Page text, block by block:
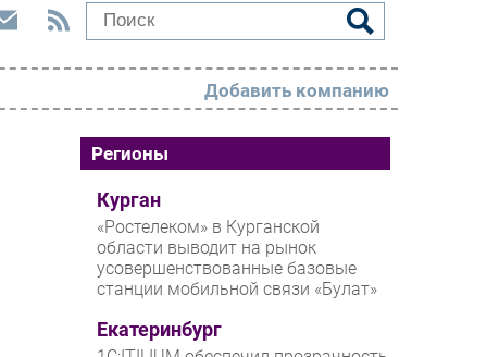
РАЗДЕЛЫ
Новости
Аналитика
Интервью
Проекты
Добавить компанию
Регионы
Курган
«Ростелеком» в Курганской
области выводит на рынок
усовершенствованные базовые
станции мобильной связи «Булат»
Екатеринбург